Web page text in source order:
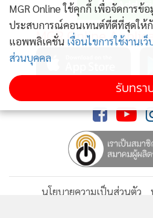
MGR Online
ติดตาม MGR
นโยบายความเป็นส่วนตัว
MGR Online ใช้คุกกี้ เพื่อจัดการ
ประสบการณ์คอนเทนต์ที่ดีที่สุดให้
แอพพลิเคชั่น เงื่อนไขการใช้งานเ
ส่วนบุคคล
รับทรา